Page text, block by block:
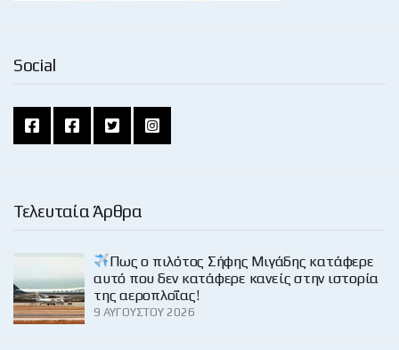
Social
Τελευταία Άρθρα
Πως ο πιλότος Σήφης Μιγάδης κατάφερε
αυτό που δεν κατάφερε κανείς στην ιστορία
της αεροπλοΐας!
9 ΑΥΓΟΎΣΤΟΥ 2026